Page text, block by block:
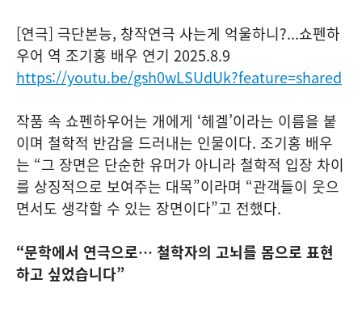
[연극] 극단본능, 창작연극 사는게 억울하니?...쇼펜하
우어 역 조기홍 배우 연기 2025.8.9
https://youtu.be/gsh0wLSUdUk?feature=shared
작품 속 쇼펜하우어는 개에게 ‘헤겔’이라는 이름을 붙
이며 철학적 반감을 드러내는 인물이다. 조기홍 배우
는 “그 장면은 단순한 유머가 아니라 철학적 입장 차이
를 상징적으로 보여주는 대목”이라며 “관객들이 웃으
면서도 생각할 수 있는 장면이다”고 전했다.
“문학에서 연극으로… 철학자의 고뇌를 몸으로 표현
하고 싶었습니다”